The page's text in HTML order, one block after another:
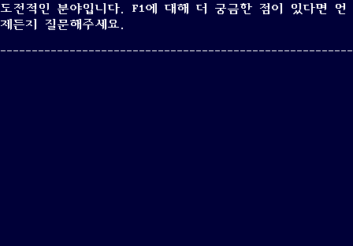
도전적인 분야입니다. F1에 대해 더 궁금한 점이 있다면 언
제든지 질문해주세요.